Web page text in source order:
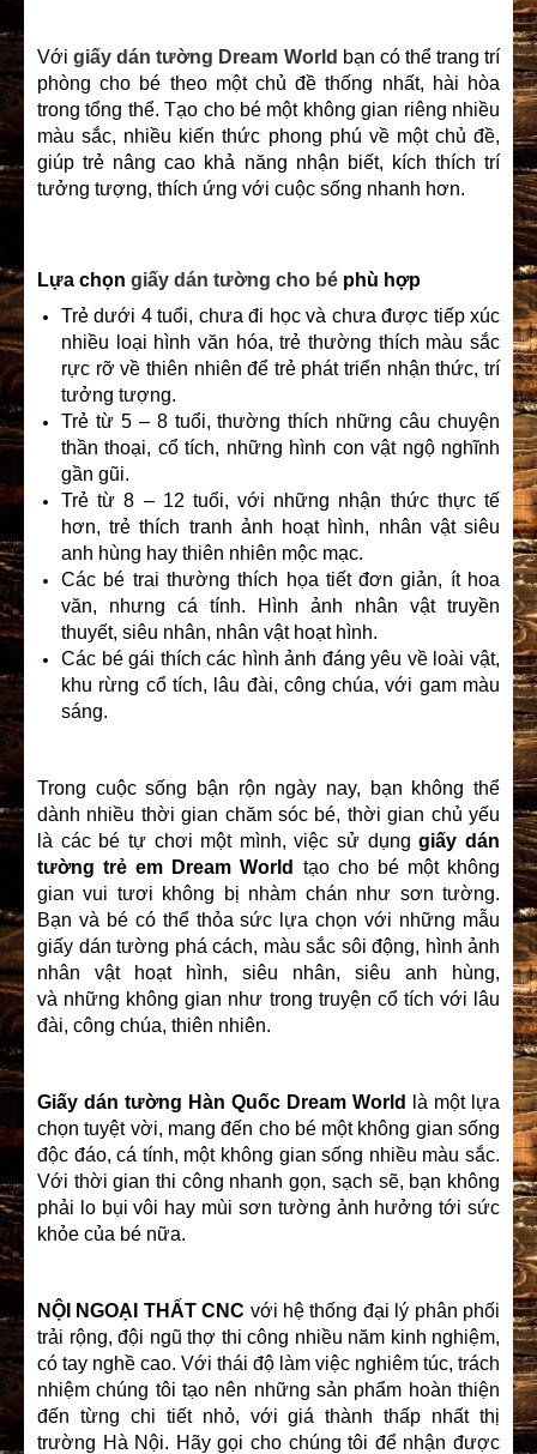
Vớigiấy dán tường Dream World bạn có thể trang trí
phòng cho bé theo một chủ đề thống nhất, hài hòa
trong tổng thể. Tạo cho bé một không gian riêng nhiều
màu sắc, nhiều kiến thức phong phú về một chủ đề,
giúp trẻ nâng cao khả năng nhận biết, kích thích trí
tưởng tượng, thích ứng với cuộc sống nhanh hơn.
Lựa chọn giấy dán tường cho bé phù hợp
Trẻ dưới 4 tuổi, chưa đi học và chưa được tiếp xúc
nhiều loại hình văn hóa, trẻ thường thích màu sắc
rực rỡ về thiên nhiên để trẻ phát triển nhận thức, trí
tưởng tượng.
Trẻ từ 5 – 8 tuổi, thường thích những câu chuyện
thần thoại, cổ tích, những hình con vật ngộ nghĩnh
gần gũi.
Trẻ từ 8 – 12 tuổi, với những nhận thức thực tế
hơn, trẻ thích tranh ảnh hoạt hình, nhân vật siêu
anh hùng hay thiên nhiên mộc mạc.
Các bé trai thường thích họa tiết đơn giản, ít hoa
văn, nhưng cá tính. Hình ảnh nhân vật truyền
thuyết, siêu nhân, nhân vật hoạt hình.
Các bé gái thích các hình ảnh đáng yêu về loài vật,
khu rừng cổ tích, lâu đài, công chúa, với gam màu
sáng.
Trong cuộc sống bận rộn ngày nay, bạn không thể
dành nhiều thời gian chăm sóc bé, thời gian chủ yếu
là các bé tự chơi một mình, việc sử dụnggiấy dán
tường trẻ em Dream World
tạo cho bé một không
gian vui tươi không bị nhàm chán như sơn tường.
Bạn và bé có thể thỏa sức lựa chọn với những mẫu
giấy dán tường phá cách, màu sắc sôi động, hình ảnh
nhân vật hoạt hình, siêu nhân, siêu anh hùng,
và những không gian như trong truyện cổ tích với lâu
đài, công chúa, thiên nhiên.
Giấy dán tường Hàn Quốc Dream World
là một lựa
chọn tuyệt vời, mang đến cho bé một không gian sống
độc đáo, cá tính, một không gian sống nhiều màu sắc.
Với thời gian thi công nhanh gọn, sạch sẽ, bạn không
phải lo bụi vôi hay mùi sơn tường ảnh hưởng tới sức
khỏe của bé nữa.
NỘI NGOẠI THẤT CNC với hệ thống đại lý phân phối
trải rộng, đội ngũ thợ thi công nhiều năm kinh nghiệm,
có tay nghề cao. Với thái độ làm việc nghiêm túc, trách
nhiệm chúng tôi tạo nên những sản phẩm hoàn thiện
đến từng chi tiết nhỏ, với giá thành thấp nhất thị
trường Hà Nội. Hãy gọi cho chúng tôi để nhận được